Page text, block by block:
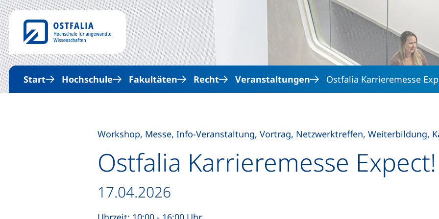
Direkt zum Inhalt
Start Hochschule Fakultäten Recht Veranstaltungen Ostfalia Karrieremesse
Ostfalia Karrieremesse Expect!
Workshop, Messe, Info-Veranstaltung, Vortrag, Netzwerktreffen, Weiterbildung,
Datum / Dauer:
17.04.2026